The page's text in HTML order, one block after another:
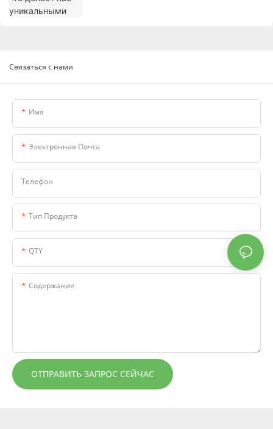
Связаться с нами
Имя
Электронная Почта
Телефон
Тип Продукта
QTY
Содержание
ОТПРАВИТЬ ЗАПРОС СЕЙЧАС